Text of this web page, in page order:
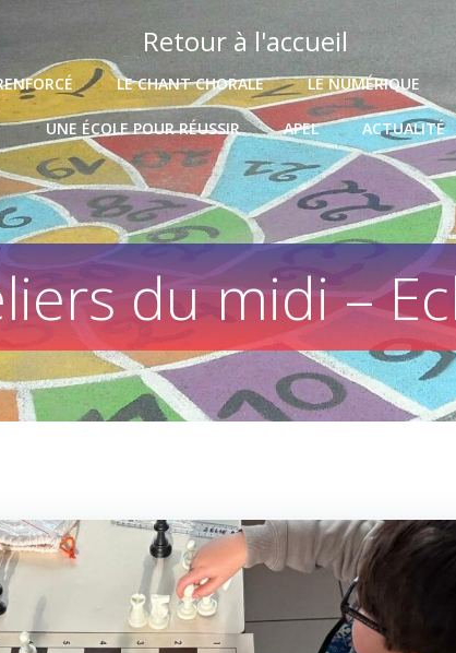
Retour à l'accueil
LE CHANT CHORALE LE NUMÉRIQUE
UNE ÉCOLE POUR RÉUSSIR APEL ACTUALITÉ
du midi –